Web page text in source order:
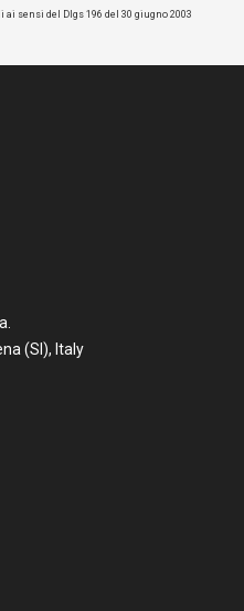
ai sensi del Dlgs 196 del 30 giugno 2003
(SI), Italy